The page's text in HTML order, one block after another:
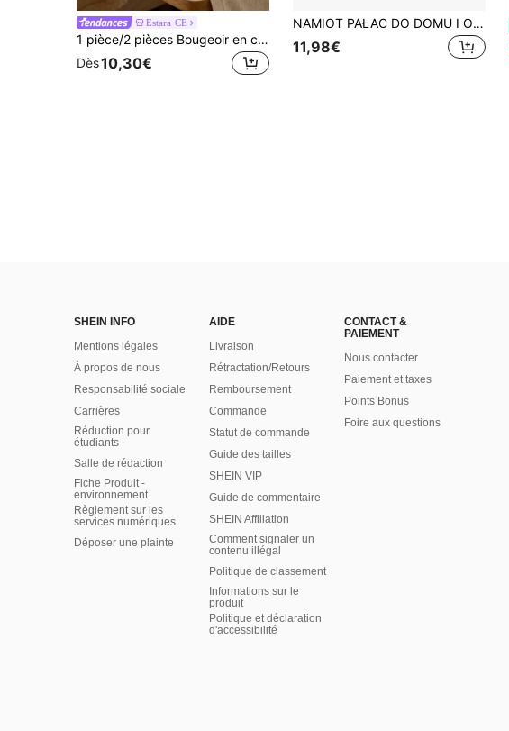
Estara·CE
1 pièce/2 pièces Bougeoir en céramique vide de style INS vintage peint à la main avec rayures bicolores, convient pour l'aromathérapie, les bougies, la décoration de la maison, du salon, de la chambre à coucher, cadeau de fête pour la famille et les amis
Dès10,30€
NAMIOT PAŁAC DO DOMU I OGRODU niebieski
11,98€
SHEIN INFO
Mentions légales
À propos de nous
Responsabilité sociale
Carrières
Réduction pour
étudiants
Salle de rédaction
Fiche Produit -
environnement
Règlement sur les
services numériques
Déposer une plainte
AIDE
Livraison
Rétractation/Retours
Remboursement
Commande
Statut de commande
Guide des tailles
SHEIN VIP
Guide de commentaire
SHEIN Affiliation
Comment signaler un
contenu illégal
Politique de classement
Informations sur le
produit
Politique et déclaration
d'accessibilité
CONTACT &
PAIEMENT
Nous contacter
Paiement et taxes
Points Bonus
Foire aux questions